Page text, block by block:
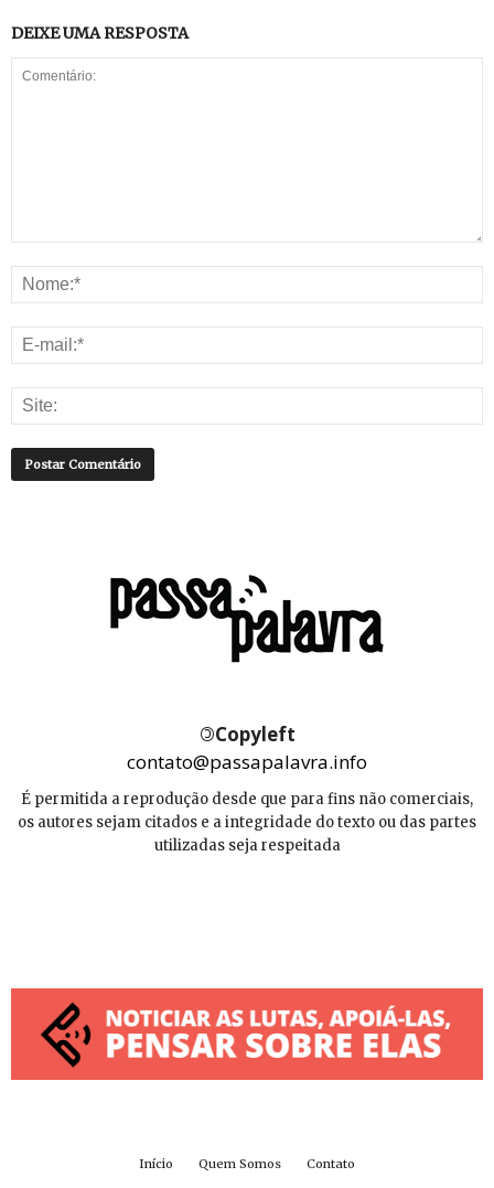
DEIXE UMA RESPOSTA
©Copyleft
contato@passapalavra.info
É permitida a reprodução desde que para fins não comerciais,
os autores sejam citados e a integridade do texto ou das partes
utilizadas seja respeitada
Início Quem Somos Contato